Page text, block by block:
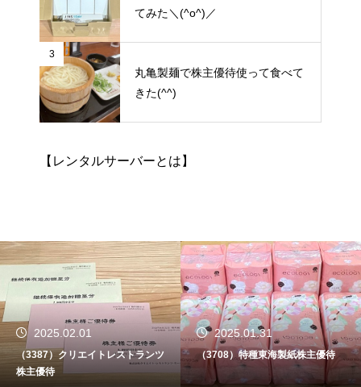
てみた＼(^o^)／
3
丸亀製麺で株主優待使って食べて
きた(^^)
【レンタルサーバーとは】
2025.02.01
（3387）クリエイトレストランツ
株主優待
2025.01.31
（3708）特種東海製紙株主優待